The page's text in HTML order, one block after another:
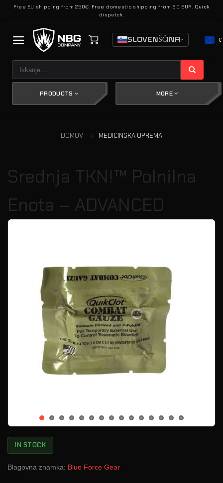
SkočiFree EU shipping from 250€. Free domestic shipping from 60 EUR. Quick
dispatch.
SLOVENŠČINA €
PRODUCTS MORE
DOMOV MEDICINSKA OPREMA
Srednja TKN!™ Polnilna
Enota – ADVANCED
IN STOCK
Blagovna znamka: Blue Force Gear